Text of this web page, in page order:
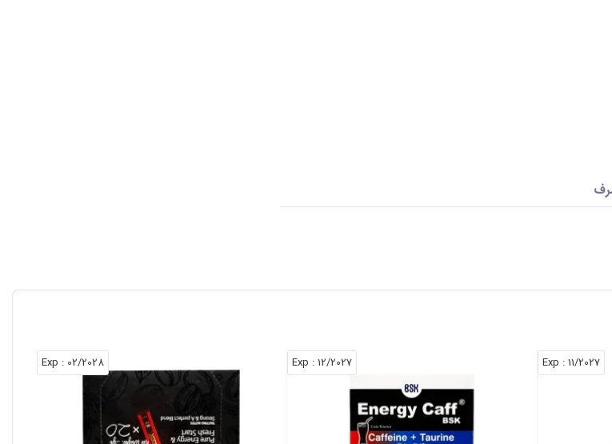
11/2027
: Exp
12/2027
: Exp
02/2028
: Exp